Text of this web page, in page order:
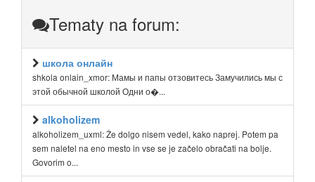
Tematy na forum:
школа онлайн
shkola onlain_xmor: Мамы и папы отзовитесь Замучились мы с
этой обычной школой Одни о�...
alkoholizem
alkoholizem_uxml: Že dolgo nisem vedel, kako naprej. Potem pa
sem naletel na eno mesto in vse se je začelo obračati na bolje.
Govorim o...